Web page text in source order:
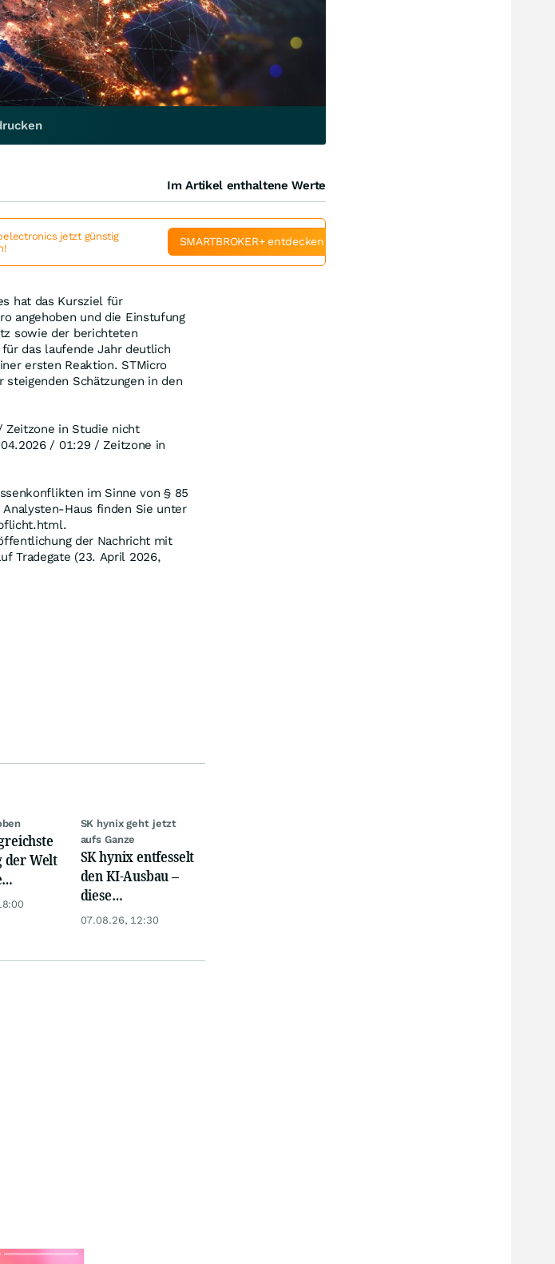
hat das Kursziel für
angehoben und die Einstufung
sowie der berichteten
das laufende Jahr deutlich
ersten Reaktion. STMicro
Schätzungen in den
Zeitzone in Studie nicht
/ 01:29 / Zeitzone in
im Sinne von § 85
Haus finden Sie unter
der Nachricht mit
Tradegate (23. April 2026,
der Welt
ab
SK hynix geht jetzt
aufs Ganze
SK hynix entfesselt
den KI-Ausbau –
diese
Milliardenwette ist
07.08.26, 12:30
Im Artikel enthaltene Werte
jetzt günstig
SMARTBROKER+ entdecken